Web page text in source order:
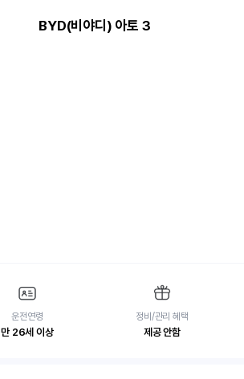
BYD(비야디) 아토 3
운전연령
만 26세 이상
정비/관리 혜택
제공 안함